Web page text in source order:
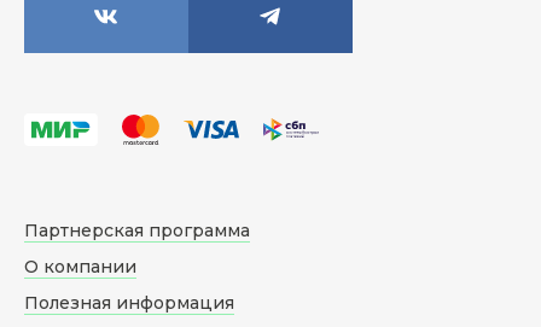
Партнерская программа
О компании
Полезная информация